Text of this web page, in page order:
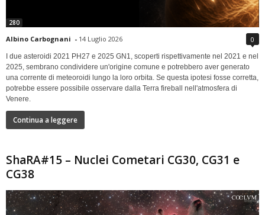
280
Albino Carbognani - 14 Luglio 2026 0
I due asteroidi 2021 PH27 e 2025 GN1, scoperti rispettivamente nel 2021 e nel
2025, sembrano condividere un'origine comune e potrebbero aver generato
una corrente di meteoroidi lungo la loro orbita. Se questa ipotesi fosse corretta,
potrebbe essere possibile osservare dalla Terra fireball nell'atmosfera di
Venere.
Continua a leggere
ShaRA#15 – Nuclei Cometari CG30, CG31 e
CG38